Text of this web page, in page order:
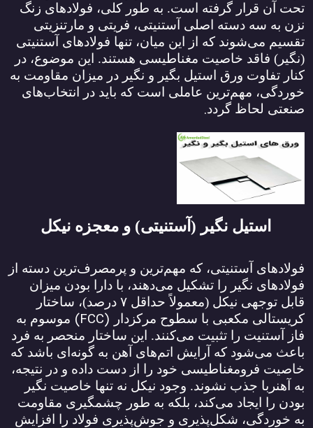
تحت آن قرار گرفته است. به طور کلی، فولادهای زنگ
نزن به سه دسته اصلی آستنیتی، فریتی و مارتنزیتی
تقسیم می‌شوند که از این میان، تنها فولادهای آستنیتی
(نگیر) فاقد خاصیت مغناطیسی هستند. این موضوع، در
کنار تفاوت ورق استیل بگیر و نگیر در میزان مقاومت به
خوردگی، مهم‌ترین عاملی است که باید در انتخاب‌های
صنعتی لحاظ گردد.
استیل نگیر (آستنیتی) و معجزه نیکل
فولادهای آستنیتی، که مهم‌ترین و پرمصرف‌ترین دسته از
فولادهای نگیر را تشکیل می‌دهند، با دارا بودن میزان
قابل توجهی نیکل (معمولاً حداقل ۷ درصد)، ساختار
کریستالی مکعبی با سطوح مرکزدار (FCC) موسوم به
فاز آستنیت را تثبیت می‌کنند. این ساختار منحصر به فرد
باعث می‌شود که آرایش اتم‌های آهن به گونه‌ای باشد که
خاصیت فرومغناطیسی خود را از دست داده و در نتیجه،
به آهنربا جذب نشوند. وجود نیکل نه تنها خاصیت نگیر
بودن را ایجاد می‌کند، بلکه به طور چشمگیری مقاومت
به خوردگی، شکل‌پذیری و جوش‌پذیری فولاد را افزایش